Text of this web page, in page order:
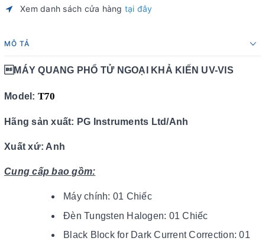
Xem danh sách cửa hàng tại đây
MÔ TẢ
MÁY QUANG PHỔ TỬ NGOẠI KHẢ KIẾN UV-VIS
Model: T70
Hãng sản xuất: PG Instruments Ltd/Anh
Xuất xứ: Anh
Cung cấp bao gồm:
Máy chính: 01 Chiếc
Đèn Tungsten Halogen: 01 Chiếc
Black Block for Dark Current Correction: 01